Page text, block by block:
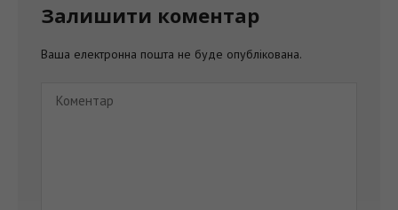
Ваша електронна пошта не буде опублікована.